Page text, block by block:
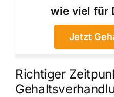
wie viel für
Jetzt
Richtiger